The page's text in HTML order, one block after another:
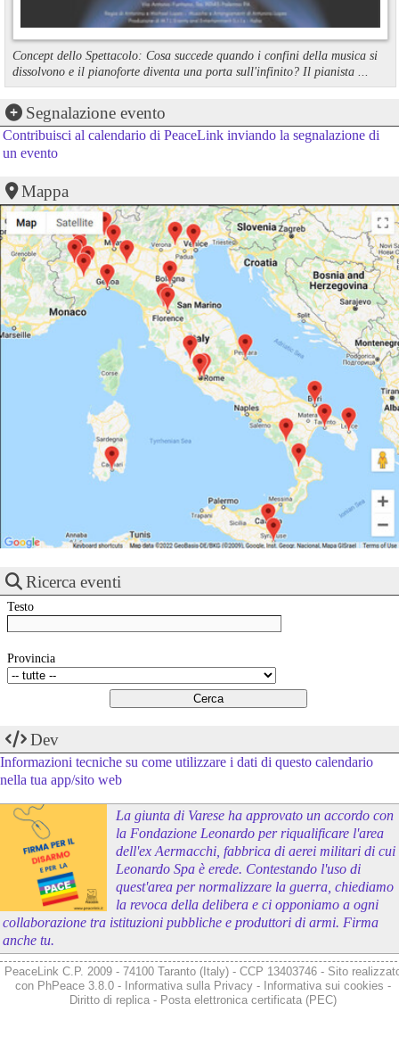
Concept dello Spettacolo: Cosa succede quando i confini della musica si
dissolvono e il pianoforte diventa una porta sull'infinito? Il pianista ...
Segnalazione evento
Contribuisci al calendario di PeaceLink inviando la segnalazione di
un evento
Mappa
Ricerca eventi
Testo
Provincia
Dev
Informazioni tecniche su come utilizzare i dati di questo calendario
nella tua app/sito web
La giunta di Varese ha approvato un accordo con
la Fondazione Leonardo per riqualificare l'area
dell'ex Aermacchi, fabbrica di aerei militari di cui
Leonardo Spa è erede. Contestando l'uso di
quest'area per normalizzare la guerra, chiediamo
la revoca della delibera e ci opponiamo a ogni
collaborazione tra istituzioni pubbliche e produttori di armi. Firma
anche tu.
PeaceLink C.P. 2009 - 74100 Taranto (Italy) - CCP 13403746 - Sito
con PhPeace 3.8.0- Informativa sulla Privacy- Informativa sui cookies -
Diritto di replica- Posta elettronica certificata (PEC)